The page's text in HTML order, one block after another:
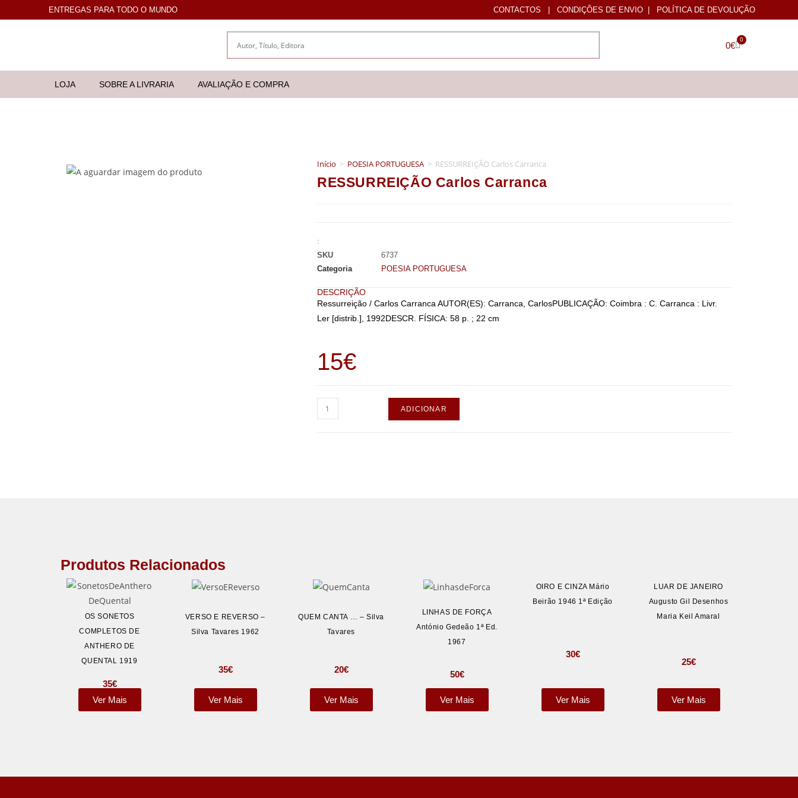
ENTREGAS PARA TODO O MUNDO CONTACTOS | CONDIÇÕES DE ENVIO | POLÍTICA DE DEVOLUÇÃO
0€
0
LOJA SOBRE A LIVRARIA AVALIAÇÃO E COMPRA
Início > POESIA PORTUGUESA > RESSURREIÇÃO Carlos Carranca
RESSURREIÇÃO Carlos Carranca
:
SKU
6737
Categoria
POESIA PORTUGUESA
DESCRIÇÃO
Ressurreição / Carlos Carranca AUTOR(ES): Carranca, CarlosPUBLICAÇÃO: Coimbra : C. Carranca : Livr.
Ler [distrib.], 1992DESCR. FÍSICA: 58 p. ; 22 cm
15€
ADICIONAR
Produtos Relacionados
OS SONETOS
COMPLETOS DE
ANTHERO DE
QUENTAL 1919
35€
Ver Mais
VERSO E REVERSO –
Silva Tavares 1962
35€
Ver Mais
QUEM CANTA … – Silva
Tavares
20€
Ver Mais
LINHAS DE FORÇA
António Gedeão 1ª Ed.
1967
50€
Ver Mais
OIRO E CINZA Mário
Beirão 1946 1ª Edição
30€
Ver Mais
LUAR DE JANEIRO
Augusto Gil Desenhos
Maria Keil Amaral
25€
Ver Mais